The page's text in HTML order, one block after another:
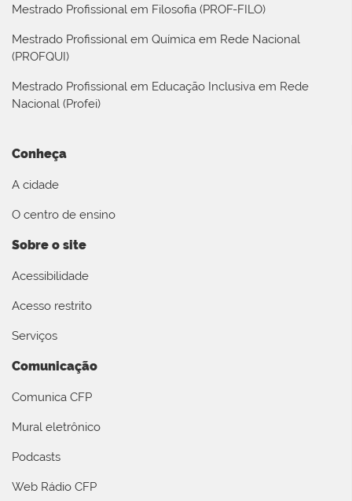
Mestrado Profissional em Filosofia (PROF-FILO)
Mestrado Profissional em Química em Rede Nacional
(PROFQUI)
Mestrado Profissional em Educação Inclusiva em Rede
Nacional (Profei)
Conheça
A cidade
O centro de ensino
Sobre o site
Acessibilidade
Acesso restrito
Serviços
Comunicação
Comunica CFP
Mural eletrônico
Podcasts
Web Rádio CFP